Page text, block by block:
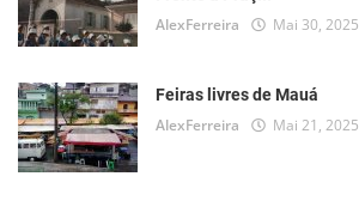
AlexFerreira Mai 30, 2025
Feiras livres de Mauá
AlexFerreira Mai 21, 2025